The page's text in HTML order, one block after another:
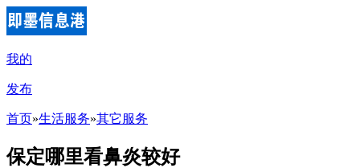
我的
发布
首页»生活服务»其它服务
保定哪里看鼻炎较好